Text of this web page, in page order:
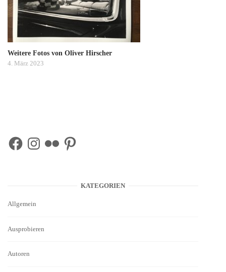
Weitere Fotos von Oliver Hirscher
4. März 2023
FacebookInstagram
Flickr Pinterest
KATEGORIEN
Allgemein
Ausprobieren
Autoren